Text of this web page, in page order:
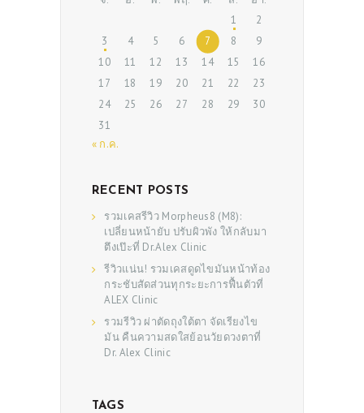
BEAUTY TIPS
PATIENT REVIEWS
PRE & POST CAUTIONS
CONSULT & RESERVATION
1
2
3
4 5 6 7 8
9
10
11 12 13 14 15
16
17
18 19 20 21 22
23
24
25 26 27 28 29
30
31
« ก.ค.
RECENT POSTS
รวมเคสรีวิว Morpheus8 (M8):
เปลี่ยนหน้ายับ ปรับผิวพัง ให้กลับมา
ตึงเป๊ะที่ Dr.Alex Clinic
รีวิวแน่น! รวมเคสดูดไขมันหน้าท้อง
กระชับสัดส่วนทุกระยะการฟื้นตัวที่
ALEX Clinic
รวมรีวิว ผ่าตัดถุงใต้ตา จัดเรียงไข
มัน คืนความสดใสย้อนวัยดวงตาที่
Dr. Alex Clinic
TAGS